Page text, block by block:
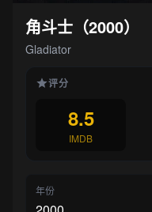
角斗士（2000）
Gladiator
评分
8.5
IMDB
年份